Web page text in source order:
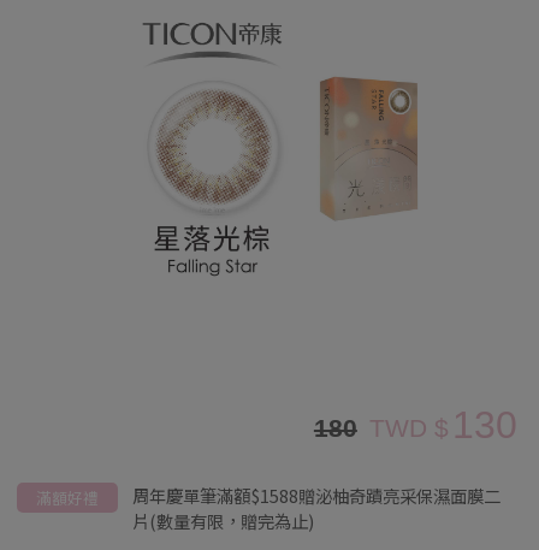
130
TWD $
180
滿額好禮
周年慶單筆滿額$1588贈泌柚奇蹟亮采保濕面膜二
片(數量有限，贈完為止)